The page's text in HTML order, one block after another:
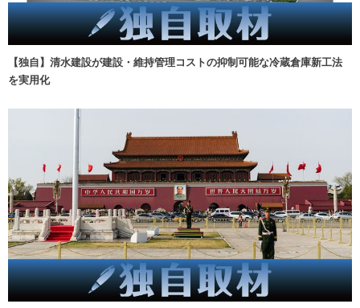
【独自】清水建設が建設・維持管理コストの抑制可能な冷蔵倉庫新工法
を実用化